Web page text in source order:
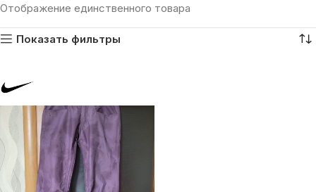
Отображение единственного товара
Показать фильтры